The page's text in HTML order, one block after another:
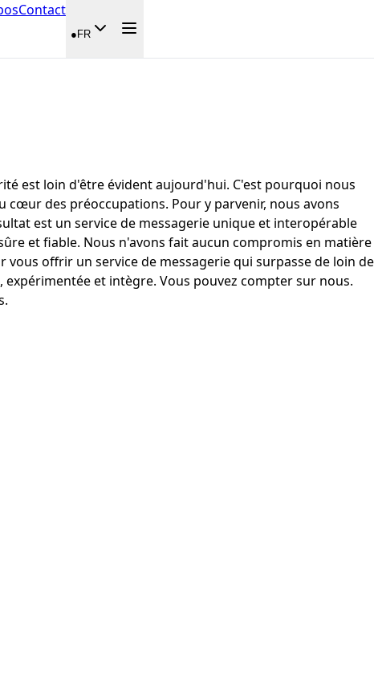
Contact
●FR
est loin d'être évident aujourd'hui. C'est pourquoi nous
des préoccupations. Pour y parvenir, nous avons
est un service de messagerie unique et interopérable
et fiable. Nous n'avons fait aucun compromis en matière
offrir un service de messagerie qui surpasse de loin de
et intègre. Vous pouvez compter sur nous.